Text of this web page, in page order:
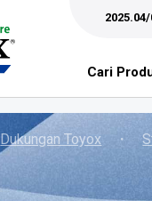
2025.04/
Cari
Dukungan Toyox ・